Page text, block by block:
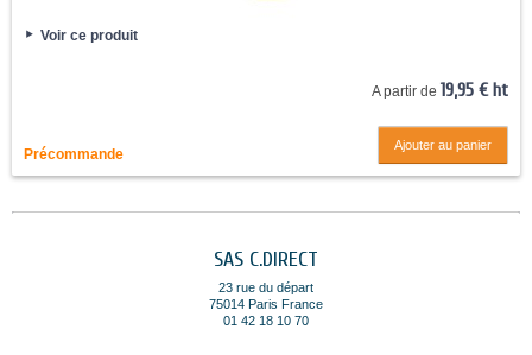
Voir ce produit
A partir de 19,95 € ht
Précommande
Ajouter au panier
SAS C.DIRECT
23 rue du départ
75014 Paris France
01 42 18 10 70